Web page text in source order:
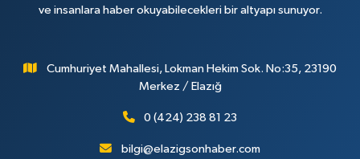
ve insanlara haber okuyabilecekleri bir altyapı sunuyor.
Cumhuriyet Mahallesi, Lokman Hekim Sok. No:35, 23190
Merkez / Elazığ
0 (424) 238 81 23
bilgi@elazigsonhaber.com